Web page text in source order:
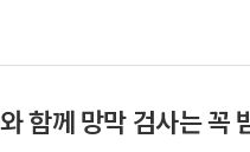
함께 망막 검사는 꼭